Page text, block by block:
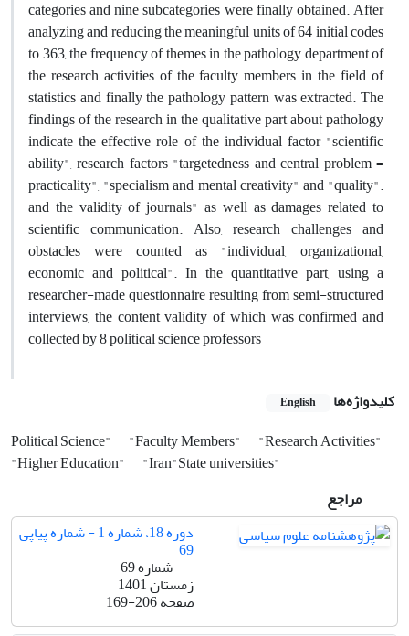
categories and nine subcategories were finally obtained. After
analyzing and reducing the meaningful units of 64 initial codes
to 363, the frequency of themes in the pathology department of
the research activities of the faculty members in the field of
statistics and finally the pathology pattern was extracted. The
findings of the research in the qualitative part about pathology
indicate the effective role of the individual factor "scientific
ability", research factors "targetedness and central problem =
practicality", "specialism and mental creativity" and "quality".
and the validity of journals" as well as damages related to
scientific communication. Also, research challenges and
obstacles were counted as "individual, organizational,
economic and political". In the quantitative part, using a
researcher-made questionnaire resulting from semi-structured
interviews, the content validity of which was confirmed and
collected by 8 political science professors
کلیدواژه‌ها English
Political Science" "Faculty Members"
"Research Activities"
"Higher Education"
"Iran"State ‎universities"‎
مراجع
دوره 18، شماره 1 - شماره پیاپی
69
شماره 69
زمستان 1401
صفحه169-206